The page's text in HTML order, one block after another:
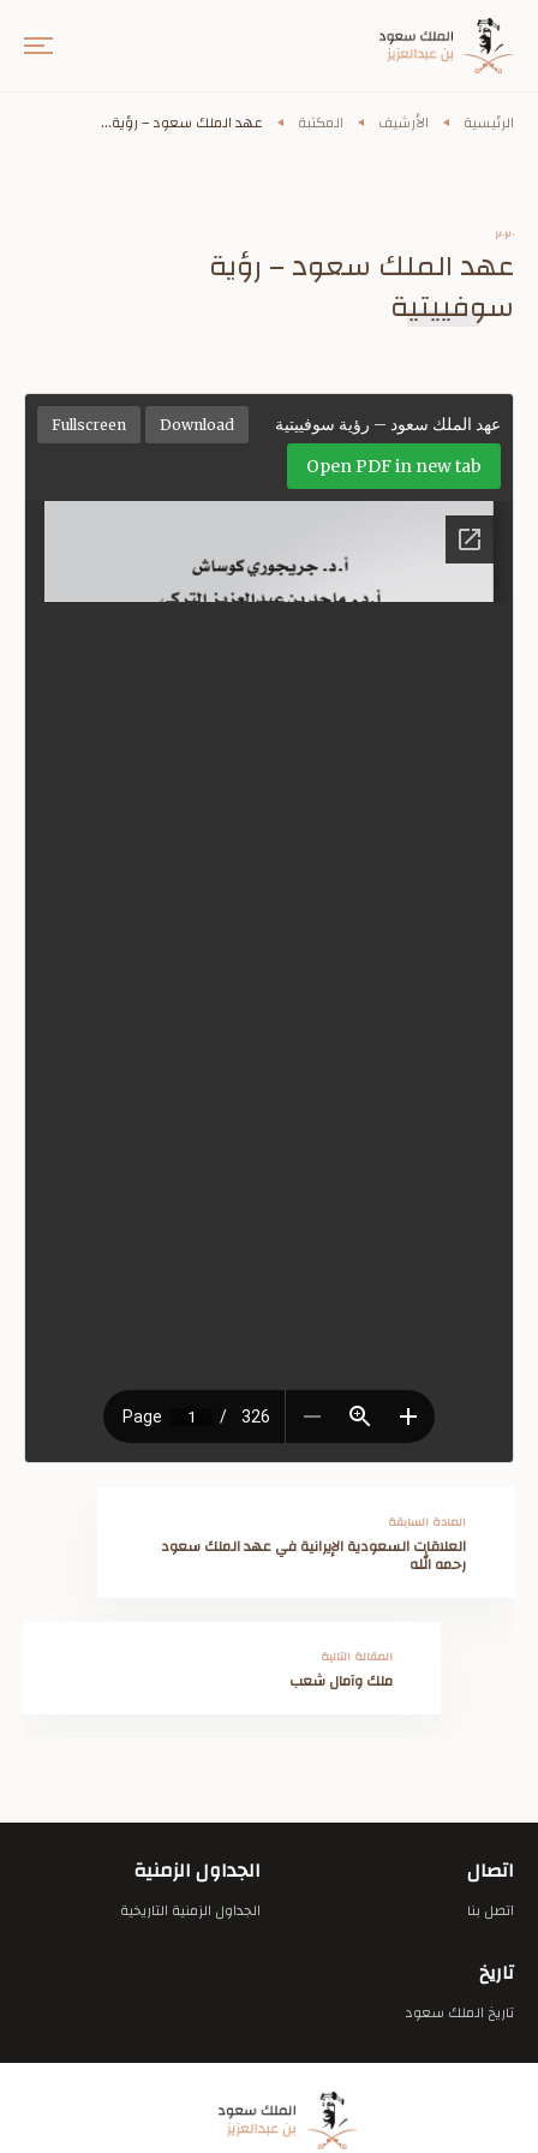
الرئيسية الأرشيف المكتبة عهد الملك سعود – رؤية...
٢٠٢٠
عهد الملك سعود – رؤية
سوفييتية
عهد الملك سعود – رؤية سوفييتية Download
Fullscreen
Open PDF in new tab
المادة السابقة
العلاقات السعودية الإيرانية في عهد الملك سعود
رحمه الله
المقالة التالية
ملك وآمال شعب
اتصال
اتصل بنا
الجداول الزمنية
الجداول الزمنية التاريخية
تاريخ
تاريخ الملك سعود